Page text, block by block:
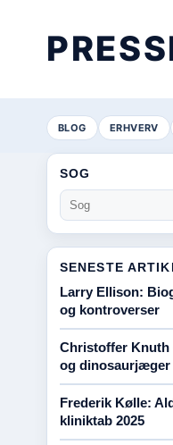
BLOG ERHVERV
SOG
SENESTE
Larry Ellison:
og kontroverser
Christoffer Knuth
og dinosaurjæger
Frederik Kølle:
kliniktab 2025